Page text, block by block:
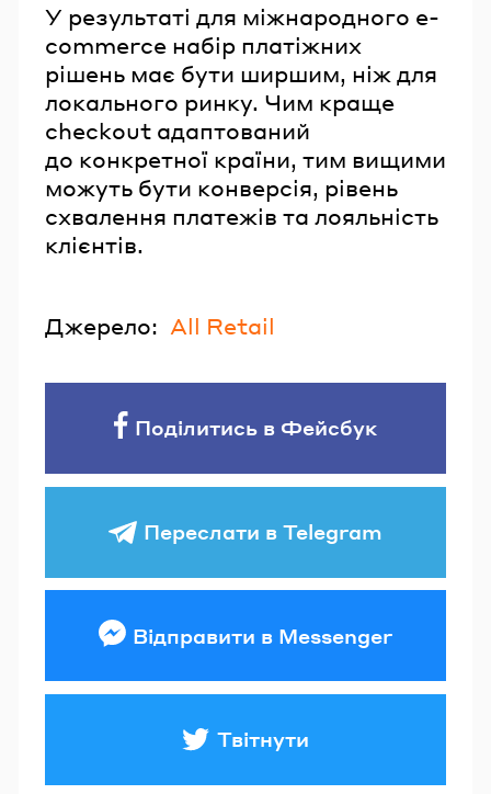
У результаті для міжнародного e-
commerce набір платіжних
рішень має бути ширшим, ніж для
локального ринку. Чим краще
checkout адаптований
до конкретної країни, тим вищими
можуть бути конверсія, рівень
схвалення платежів та лояльність
клієнтів.
Джерело: All Retail
Поділитись в Фейсбук
Переслати в Telegram
Відправити в Messenger
Твітнути